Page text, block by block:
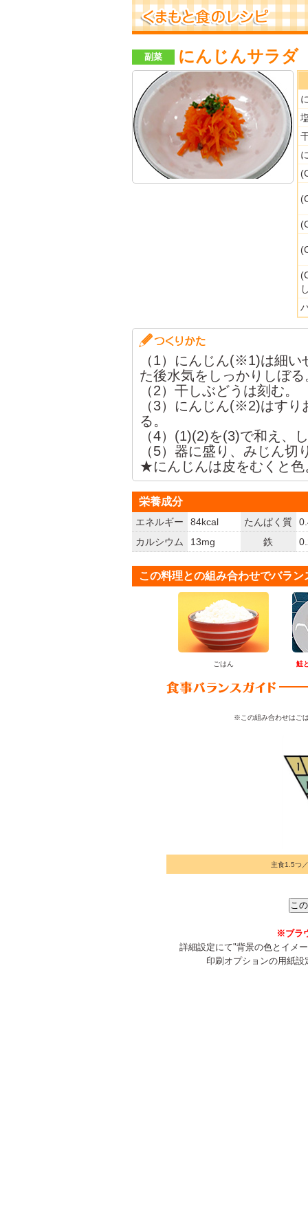
副菜 にんじんサラダ
（1）にんじん(※1)は細
た後水気をしっかりしぼる
（2）干しぶどうは刻む。
（3）にんじん(※2)はす
る。
（4）(1)(2)を(3)で和え、
（5）器に盛り、みじん
★にんじんは皮をむくと色
栄養成分
エネルギー 84kcal たんぱく質
カルシウム
13mg 鉄
この料理との組み合わせでバラン
ごはん 鮭
※この組み合わせはご
主食1.5つ
※ブラ
詳細設定にて"背景の色とイメ
印刷オプションの用紙